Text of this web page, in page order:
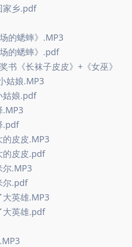
家乡.pdf
的蟋蟀》.MP3
的蟋蟀》.pdf
书《长袜子皮皮》+《女巫》
姑娘.MP3
姑娘.pdf
.MP3
.pdf
的皮皮.MP3
的皮皮.pdf
尔.MP3
尔.pdf
大英雄.MP3
大英雄.pdf